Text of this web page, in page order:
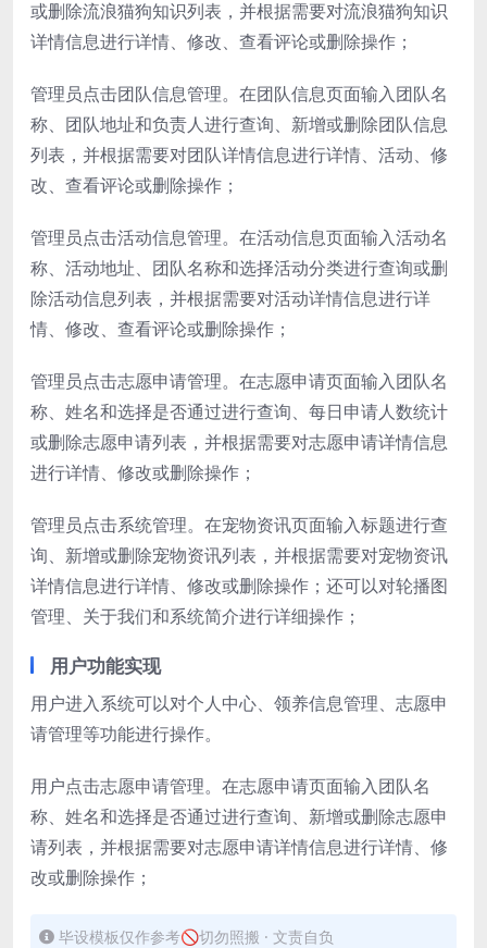
或删除流浪猫狗知识列表，并根据需要对流浪猫狗知识
详情信息进行详情、修改、查看评论或删除操作；
管理员点击团队信息管理。在团队信息页面输入团队名
称、团队地址和负责人进行查询、新增或删除团队信息
列表，并根据需要对团队详情信息进行详情、活动、修
改、查看评论或删除操作；
管理员点击活动信息管理。在活动信息页面输入活动名
称、活动地址、团队名称和选择活动分类进行查询或删
除活动信息列表，并根据需要对活动详情信息进行详
情、修改、查看评论或删除操作；
管理员点击志愿申请管理。在志愿申请页面输入团队名
称、姓名和选择是否通过进行查询、每日申请人数统计
或删除志愿申请列表，并根据需要对志愿申请详情信息
进行详情、修改或删除操作；
管理员点击系统管理。在宠物资讯页面输入标题进行查
询、新增或删除宠物资讯列表，并根据需要对宠物资讯
详情信息进行详情、修改或删除操作；还可以对轮播图
管理、关于我们和系统简介进行详细操作；
用户功能实现
用户进入系统可以对个人中心、领养信息管理、志愿申
请管理等功能进行操作。
用户点击志愿申请管理。在志愿申请页面输入团队名
称、姓名和选择是否通过进行查询、新增或删除志愿申
请列表，并根据需要对志愿申请详情信息进行详情、修
改或删除操作；
毕设模板仅作参考🚫切勿照搬 · 文责自负